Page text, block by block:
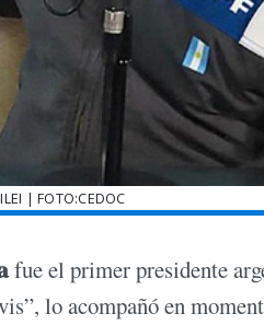
| FOTO:CEDOC
fue el primer presidente
lo acompañó en